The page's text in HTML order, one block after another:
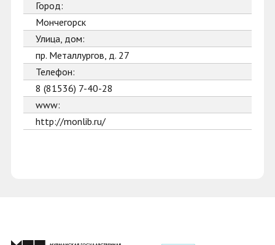
Город:
Мончегорск
Улица, дом:
пр. Металлургов, д. 27
Телефон:
8 (81536) 7-40-28
www:
http://monlib.ru/